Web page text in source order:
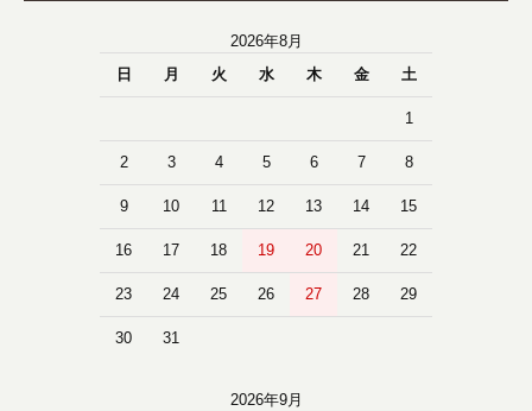
2026年8月
日
月 火 水 木 金 土
1
2 3 4 5 6 7 8
9 10 11 12 13 14 15
16 17 18 19 20 21 22
23 24 25 26 27 28 29
30 31
2026年9月